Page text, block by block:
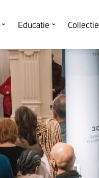
Educatie Collectie